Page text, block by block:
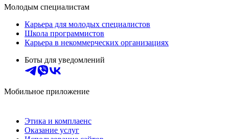
Молодым специалистам
Карьера для молодых специалистов
Школа программистов
Карьера в некоммерческих организациях
Боты для уведомлений
Мобильное приложение
Этика и комплаенс
Оказание услуг